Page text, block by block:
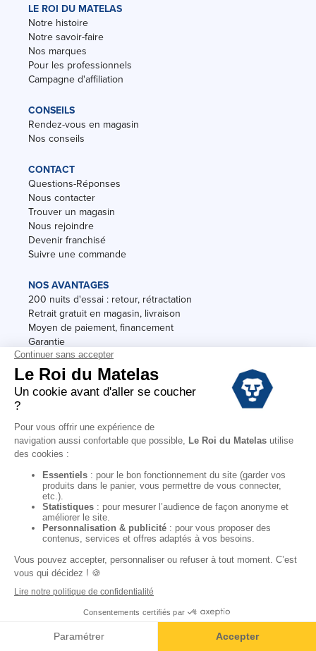
LE ROI DU MATELAS
Notre histoire
Notre savoir-faire
Nos marques
Pour les professionnels
Campagne d'affiliation
CONSEILS
Rendez-vous en magasin
Nos conseils
CONTACT
Questions-Réponses
Nous contacter
Trouver un magasin
Nous rejoindre
Devenir franchisé
Suivre une commande
NOS AVANTAGES
200 nuits d'essai : retour, rétractation
Retrait gratuit en magasin, livraison
Moyen de paiement, financement
Garantie
Conditions des offres
Soldes
Conditions Générales de vente magasin
Conditions Générales de vente internet
Mentions Légales
Données personnelles
Codes promo Le Roi du Matelas
Copyright © 2022. All rights reserved.